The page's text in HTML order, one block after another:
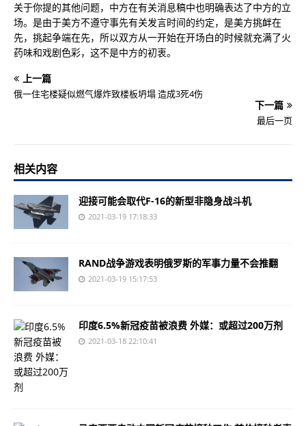
关于你提的其他问题，中方在有关消息稿中也明确表达了中方的立
场。是由于美方不遵守事先有关发言时间的约定，是美方挑衅在
先，挑起争端在先，所以双方从一开始在开场白的时候就充满了火
药味和戏剧色彩，这不是中方的初衷。
上一篇
俄一住宅楼疑似燃气爆炸致楼板坍塌 造成3死4伤
下一篇
最后一页
相关内容
迎接可能会取代F-16的新型非隐身战斗机
2021-03-19 17:18:33
RAND战争游戏表明俄罗斯的军事力量不会推翻
2021-03-19 15:17:53
印度6.5%新冠疫苗被浪费 外媒：或超过200万剂
2021-03-18 22:10:41